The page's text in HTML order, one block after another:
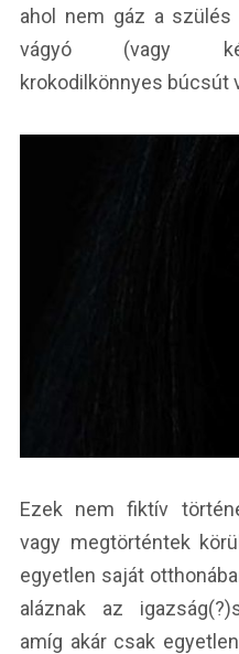
ahol nem gáz a szülés
vágyó (vagy
krokodilkönnyes búcsút
Ezek nem fiktív
vagy megtörténtek
egyetlen saját
aláznak az
amíg akár csak